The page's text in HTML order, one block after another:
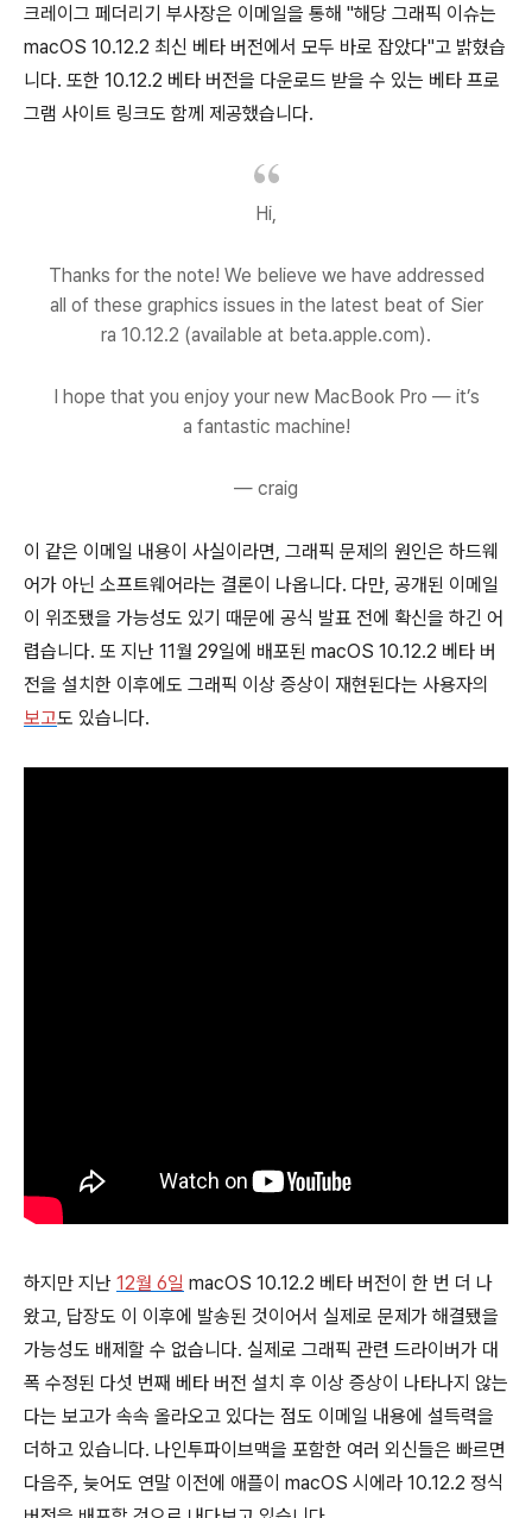
크레이그 페더리기 부사장은 이메일을 통해 "해당 그래픽 이슈는
macOS 10.12.2 최신 베타 버전에서 모두 바로 잡았다"고 밝혔습
니다. 또한 10.12.2 베타 버전을 다운로드 받을 수 있는 베타 프로
그램 사이트 링크도 함께 제공했습니다.
Hi,
Thanks for the note! We believe we have addressed
all of these graphics issues in the latest beat of Sier
ra 10.12.2 (available at beta.apple.com).
I hope that you enjoy your new MacBook Pro — it’s
a fantastic machine!
— craig
이 같은 이메일 내용이 사실이라면, 그래픽 문제의 원인은 하드웨
어가 아닌 소프트웨어라는 결론이 나옵니다. 다만, 공개된 이메일
이 위조됐을 가능성도 있기 때문에 공식 발표 전에 확신을 하긴 어
렵습니다. 또 지난 11월 29일에 배포된 macOS 10.12.2 베타 버
전을 설치한 이후에도 그래픽 이상 증상이 재현된다는 사용자의
보고도 있습니다.
하지만 지난 12월 6일 macOS 10.12.2 베타 버전이 한 번 더 나
왔고, 답장도 이 이후에 발송된 것이어서 실제로 문제가 해결됐을
가능성도 배제할 수 없습니다. 실제로 그래픽 관련 드라이버가 대
폭 수정된 다섯 번째 베타 버전 설치 후 이상 증상이 나타나지 않는
다는 보고가 속속 올라오고 있다는 점도 이메일 내용에 설득력을
더하고 있습니다. 나인투파이브맥을 포함한 여러 외신들은 빠르면
다음주, 늦어도 연말 이전에 애플이 macOS 시에라 10.12.2 정식